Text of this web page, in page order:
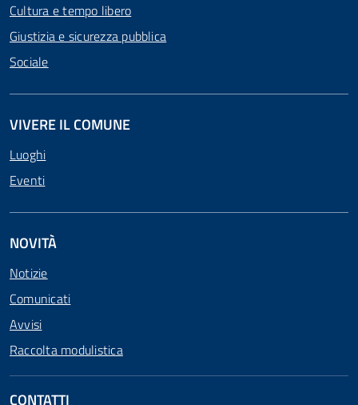
Cultura e tempo libero
Giustizia e sicurezza pubblica
Sociale
VIVERE IL COMUNE
Luoghi
Eventi
NOVITÀ
Notizie
Comunicati
Avvisi
Raccolta modulistica
CONTATTI